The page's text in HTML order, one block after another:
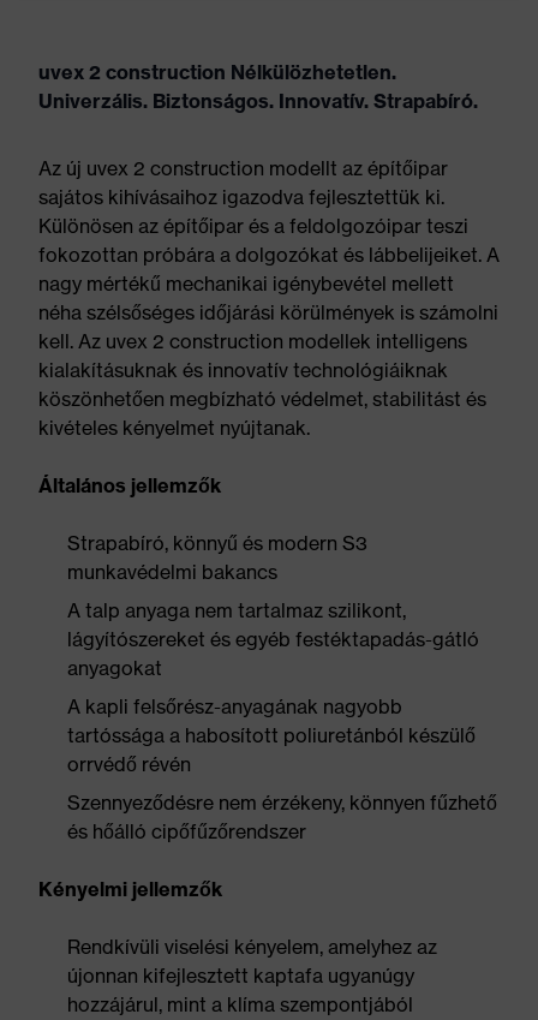
uvex 2 construction Nélkülözhetetlen.
Univerzális. Biztonságos. Innovatív. Strapabíró.
Az új uvex 2 construction modellt az építőipar
sajátos kihívásaihoz igazodva fejlesztettük ki.
Különösen az építőipar és a feldolgozóipar teszi
fokozottan próbára a dolgozókat és lábbelijeiket. A
nagy mértékű mechanikai igénybevétel mellett
néha szélsőséges időjárási körülmények is számolni
kell. Az uvex 2 construction modellek intelligens
kialakításuknak és innovatív technológiáiknak
köszönhetően megbízható védelmet, stabilitást és
kivételes kényelmet nyújtanak.
Általános jellemzők
Strapabíró, könnyű és modern S3
munkavédelmi bakancs
A talp anyaga nem tartalmaz szilikont,
lágyítószereket és egyéb festéktapadás-gátló
anyagokat
A kapli felsőrész-anyagának nagyobb
tartóssága a habosított poliuretánból készülő
orrvédő révén
Szennyeződésre nem érzékeny, könnyen fűzhető
és hőálló cipőfűzőrendszer
Kényelmi jellemzők
Rendkívüli viselési kényelem, amelyhez az
újonnan kifejlesztett kaptafa ugyanúgy
hozzájárul, mint a klíma szempontjából